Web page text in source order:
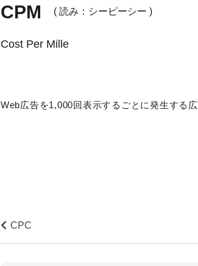
CPM ( 読み：シーピーシー )
Cost Per Mille
Web広告を1,000回表示するごとに発生する
CPC